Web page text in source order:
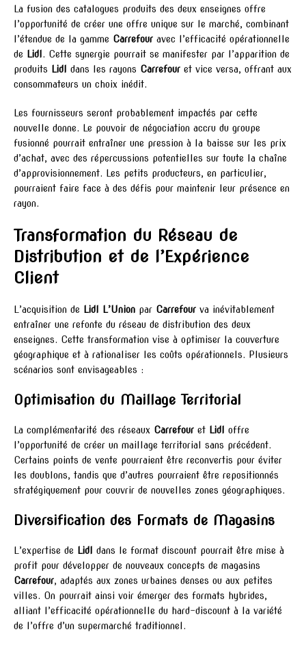
La fusion des catalogues produits des deux enseignes offre
l’opportunité de créer une offre unique sur le marché, combinant
l’étendue de la gamme Carrefour avec l’efficacité opérationnelle
de Lidl . Cette synergie pourrait se manifester par l’apparition de
produits Lidl dans les rayons Carrefour et vice versa, offrant aux
consommateurs un choix inédit.
Les fournisseurs seront probablement impactés par cette
nouvelle donne. Le pouvoir de négociation accru du groupe
fusionné pourrait entraîner une pression à la baisse sur les prix
d’achat, avec des répercussions potentielles sur toute la chaîne
d’approvisionnement. Les petits producteurs, en particulier,
pourraient faire face à des défis pour maintenir leur présence en
rayon.
Transformation du Réseau de
Distribution et de l’Expérience
Client
L’acquisition de Lidl L’Union par Carrefour va inévitablement
entraîner une refonte du réseau de distribution des deux
enseignes. Cette transformation vise à optimiser la couverture
géographique et à rationaliser les coûts opérationnels. Plusieurs
scénarios sont envisageables :
Optimisation du Maillage Territorial
La complémentarité des réseaux Carrefour et Lidl
offre
l’opportunité de créer un maillage territorial sans précédent.
Certains points de vente pourraient être reconvertis pour éviter
les doublons, tandis que d’autres pourraient être repositionnés
stratégiquement pour couvrir de nouvelles zones géographiques.
Diversification des Formats de Magasins
L’expertise de Lidl
dans le format discount pourrait être mise à
profit pour développer de nouveaux concepts de magasins
Carrefour, adaptés aux zones urbaines denses ou aux petites
villes. On pourrait ainsi voir émerger des formats hybrides,
alliant l’efficacité opérationnelle du hard-discount à la variété
de l’offre d’un supermarché traditionnel.